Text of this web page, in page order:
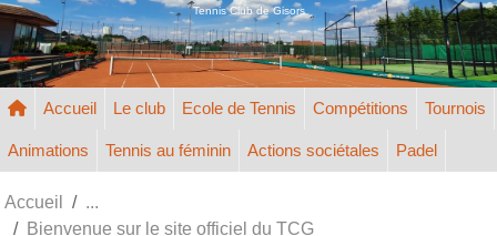
Tennis Club de Gisors
Accueil Le club Ecole de Tennis Compétitions Tournois
Animations Tennis au féminin Actions sociétales Padel
Accueil
Bienvenue sur le site officiel du TCG
Panneau de gestion des cookies